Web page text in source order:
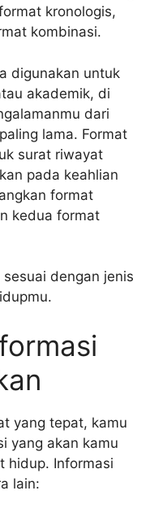
kronologis,
kombinasi.
digunakan untuk
akademik, di
dari
lama. Format
surat riwayat
pada keahlian
format
kedua format
dengan jenis
yang tepat, kamu
yang akan kamu
hidup. Informasi
lain: